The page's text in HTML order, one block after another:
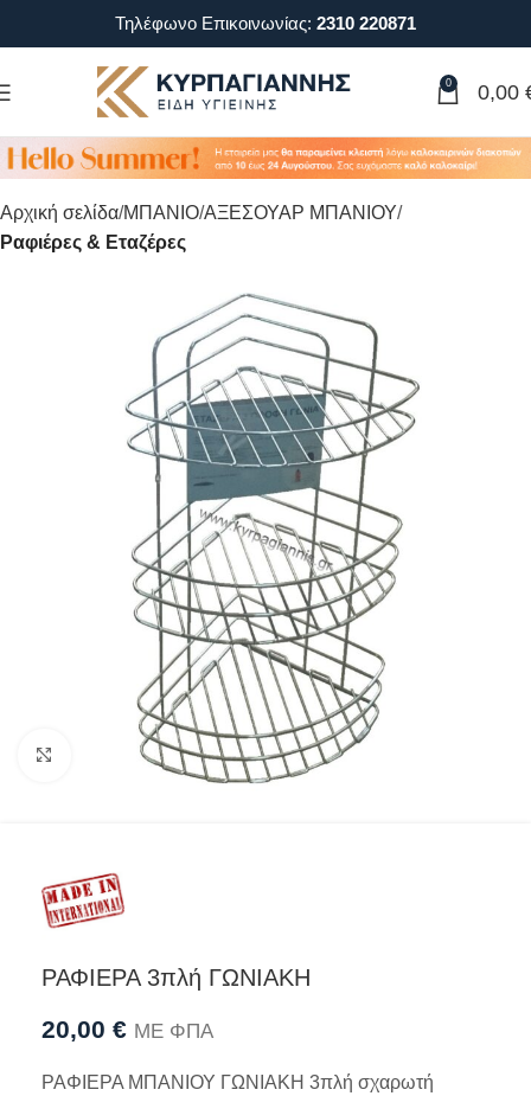
Τηλέφωνο Επικοινωνίας: 2310 220871
0 0,00
Αρχική σελίδα ΜΠΑΝΙΟ ΑΞΕΣΟΥΑΡ ΜΠΑΝΙΟΥ
Ραφιέρες & Εταζέρες
Προβολή
ΡΑΦΙΕΡΑ 3πλή ΓΩΝΙΑΚΗ
20,00 € ΜΕ ΦΠΑ
ΡΑΦΙΕΡΑ ΜΠΑΝΙΟΥ ΓΩΝΙΑΚΗ 3πλή σχαρωτή